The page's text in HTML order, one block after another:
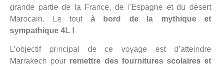
grande partie de la France, de l’Espagne et du désert
Marocain. Le tout à bord de la mythique et
sympathique 4L !
L’objectif principal de ce voyage est d’atteindre
Marrakech pour remettre des fournitures scolaires et